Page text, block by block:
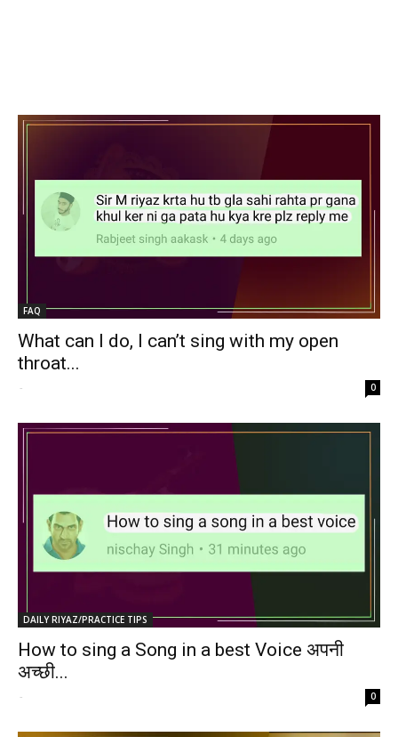
FAQ
What can I do, I can’t sing with my open
throat...
- 0
DAILY RIYAZ/PRACTICE TIPS
How to sing a Song in a best Voice अपनी
अच्छी...
- 0